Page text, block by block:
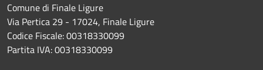
Comune di Finale Ligure
Via Pertica 29 - 17024, Finale Ligure
Codice Fiscale: 00318330099
Partita IVA: 00318330099